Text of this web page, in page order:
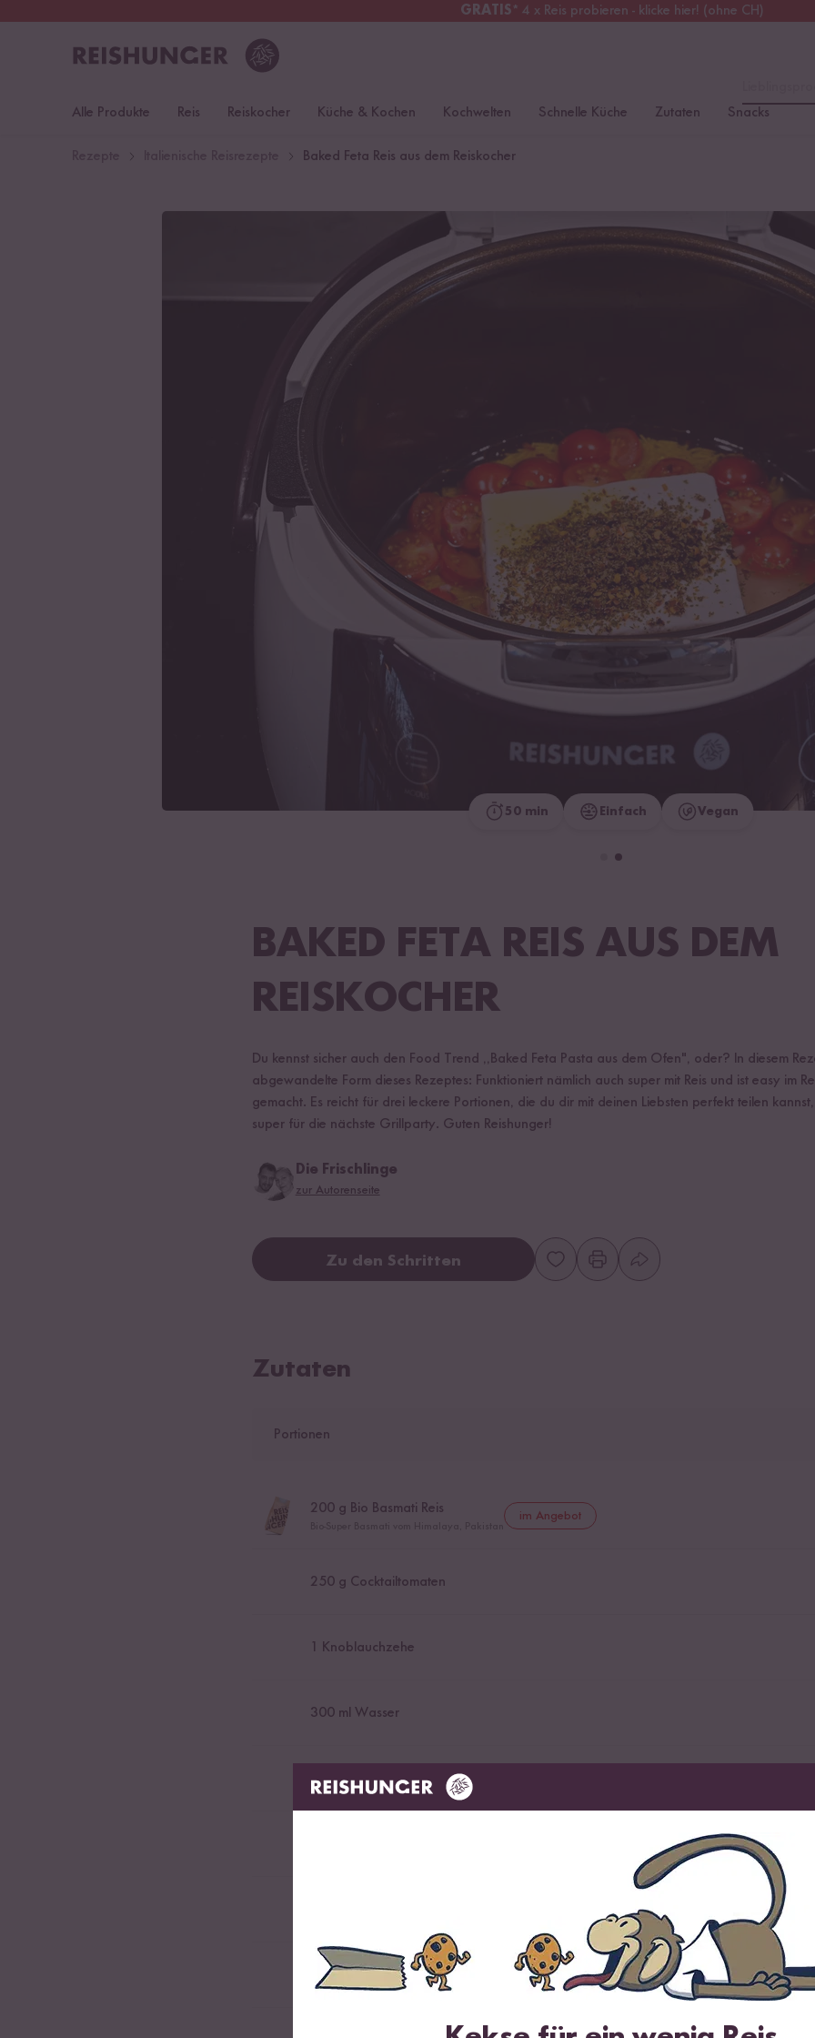
GRATIS* 4 x Reis probieren - klicke hier! (ohne CH)
Kostenloser Versand
Alle Produkte Reis Reiskocher Küche & Kochen Kochwelten Schnelle Küche Zutaten Snacks
Baked Feta Reis aus dem Reiskocher
50 min Einfach Vegan
BAKED FETA REIS AUS DEM
REISKOCHER
Du kennst sicher auch den Food Trend ,,Baked Feta Pasta aus dem Ofen", oder? In diesem
abgewandelte Form dieses Rezeptes: Funktioniert nämlich auch super mit Reis und ist easy im
gemacht. Es reicht für drei leckere Portionen, die du dir mit deinen Liebsten perfekt teilen
super für die nächste Grillparty. Guten Reishunger!
Die Frischlinge
zur Autorenseite
Zu den Schritten
Zutaten
Portionen
200g Bio Basmati Reis im Angebot
250g Cocktailtomaten
1 Knoblauchzehe
300ml Wasser
Ca.230 g Veganer Feta
2TL Italienische Kräuter